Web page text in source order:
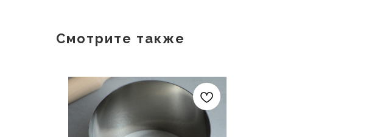
Смотрите также